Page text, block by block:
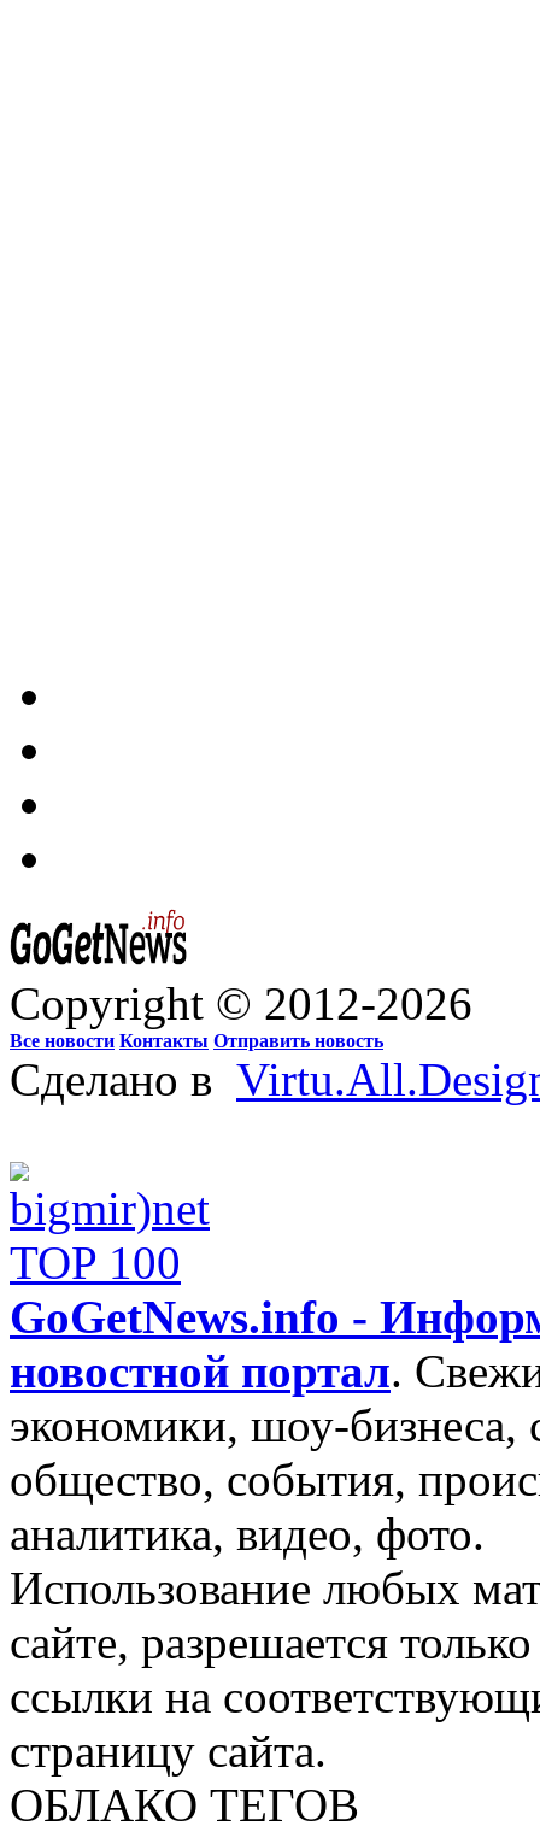
Copyright © 2012-2026
Все новости Контакты Отправить новость
Сделано в
GoGetNews.info -
новостной портал.
экономики, шоу-бизнеса,
общество, события,
аналитика, видео, фото.
Использование любых
сайте, разрешается
ссылки на
страницу сайта.
ОБЛАКО ТЕГОВ